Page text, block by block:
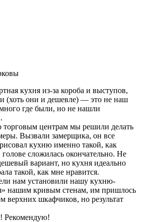
кухня из-за короба и выступов,
(хоть они и дешевле) — это не наш
где были, но не нашли
торговым центрам мы решили делать
Вызвали замерщика, он все
кухню именно такой, как
голове сложилась окончательно. Не
вариант, но кухня идеально
такой, как мне нравится.
нам установили нашу кухню-
нашим кривым стенам, им пришлось
верхних шкафчиков, но результат
Рекомендую!